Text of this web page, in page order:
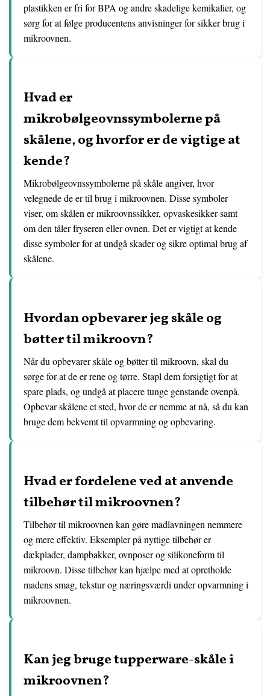
plastikken er fri for BPA og andre skadelige kemikalier, og
sørg for at følge producentens anvisninger for sikker brug i
mikroovnen.
Hvad er
mikrobølgeovnssymbolerne på
skålene, og hvorfor er de vigtige at
kende?
Mikrobølgeovnssymbolerne på skåle angiver, hvor
velegnede de er til brug i mikroovnen. Disse symboler
viser, om skålen er mikroovnssikker, opvaskesikker samt
om den tåler fryseren eller ovnen. Det er vigtigt at kende
disse symboler for at undgå skader og sikre optimal brug af
skålene.
Hvordan opbevarer jeg skåle og
bøtter til mikroovn?
Når du opbevarer skåle og bøtter til mikroovn, skal du
sørge for at de er rene og tørre. Stapl dem forsigtigt for at
spare plads, og undgå at placere tunge genstande ovenpå.
Opbevar skålene et sted, hvor de er nemme at nå, så du kan
bruge dem bekvemt til opvarmning og opbevaring.
Hvad er fordelene ved at anvende
tilbehør til mikroovnen?
Tilbehør til mikroovnen kan gøre madlavningen nemmere
og mere effektiv. Eksempler på nyttige tilbehør er
dækplader, dampbakker, ovnposer og silikoneform til
mikroovn. Disse tilbehør kan hjælpe med at opretholde
madens smag, tekstur og næringsværdi under opvarmning i
mikroovnen.
Kan jeg bruge tupperware-skåle i
mikroovnen?